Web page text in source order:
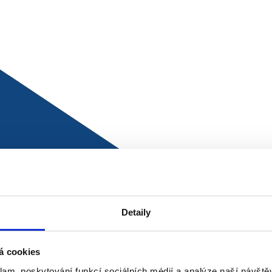
Detaily
cookies
dostupný, ale ve skladu blokovaný, špatně
než je aktuální skladník zvyklý. Objednávka pak čeká,
podpora řeší stížnosti a firma ztrácí důvěru u zákazníka,
sezónní špičky, cut-off časy dopravců a vratky.
a vrácené zboží se musí znovu přijmout, posoudit,
sebe nenavazuje dodavatelská komunikace, stav
ručních kontrol, zpožděných objednávek, inventurních